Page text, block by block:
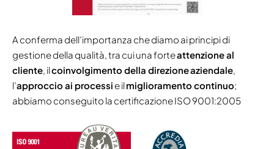
A conferma dell’importanza che diamo ai principi di
gestione della qualità, tra cui una forteattenzione al
cliente, ilcoinvolgimento della direzioneaziendale,
l’approccio ai processi e ilmiglioramento continuo;
abbiamo conseguito la certificazione ISO 9001:2005